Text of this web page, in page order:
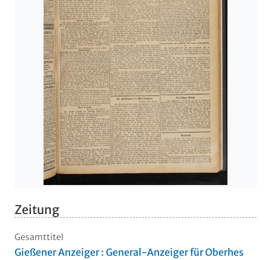
Zeitung
Gesamttitel
Gießener Anzeiger : General-Anzeiger für Oberhes